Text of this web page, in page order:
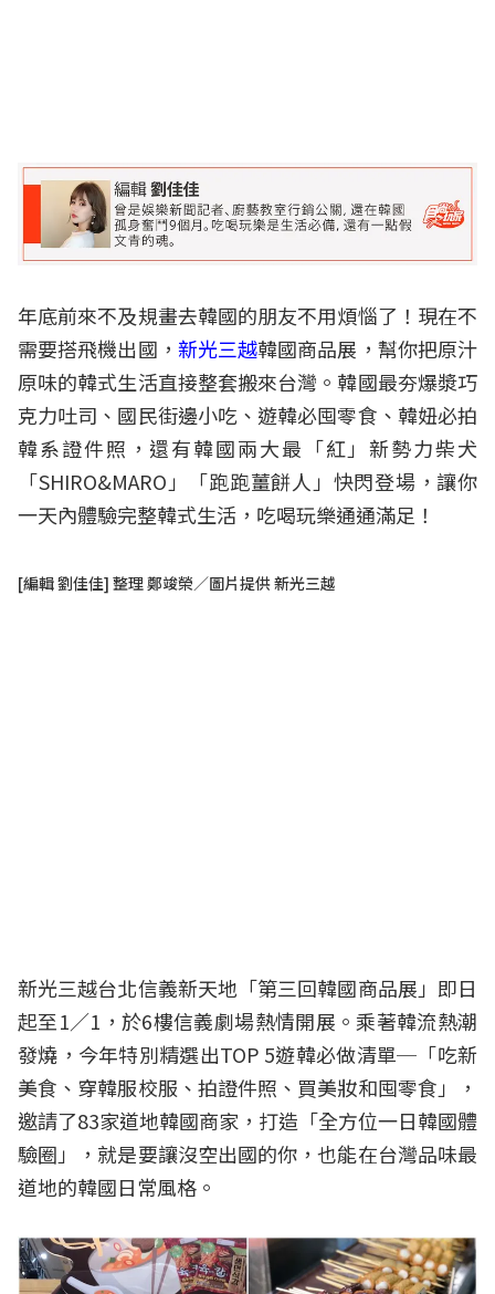
年底前來不及規畫去韓國的朋友不用煩惱了！現在不
需要搭飛機出國， 新光三越韓國商品展，幫你把原汁
原味的韓式生活直接整套搬來台灣。韓國最夯爆漿巧
克力吐司、國民街邊小吃、遊韓必囤零食、韓妞必拍
韓系證件照，還有韓國兩大最「紅」新勢力柴犬
「SHIRO&MARO」「跑跑薑餅人」快閃登場，讓你
一天內體驗完整韓式生活，吃喝玩樂通通滿足！
[編輯 劉佳佳] 整理 鄭竣榮／圖片提供 新光三越
新光三越台北信義新天地「第三回韓國商品展」即日
起至1／1，於6樓信義劇場熱情開展。乘著韓流熱潮
發燒，今年特別精選出TOP 5遊韓必做清單─「吃新
美食、穿韓服校服、拍證件照、買美妝和囤零食」，
邀請了83家道地韓國商家，打造「全方位一日韓國體
驗圈」，就是要讓沒空出國的你，也能在台灣品味最
道地的韓國日常風格。